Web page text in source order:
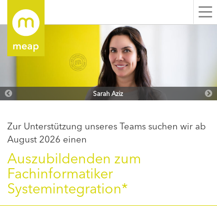
Sarah Aziz
Zur Unterstützung unseres Teams suchen wir ab
August 2026 einen
Auszubildenden zum
Fachinformatiker
Systemintegration*